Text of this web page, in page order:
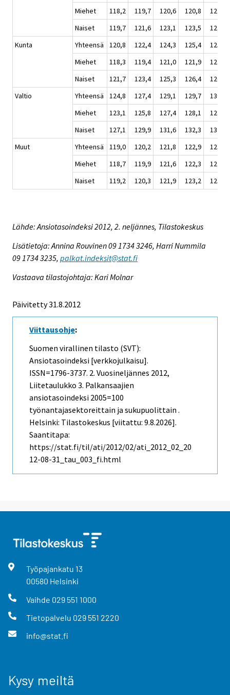
Miehet
118,2 119,7 120,6 120,8
122,5
Naiset
119,7 121,6 123,1 123,5
124,9
Kunta
Yhteensä 120,8 122,4 124,3 125,4
125,6
Miehet
118,3 119,4 121,0 121,9
122,0
Naiset
121,7 123,4 125,3 126,4
126,7
Valtio
Yhteensä 124,8 127,4 129,1 129,7
130,2
Miehet
123,1 125,8 127,4 128,1
128,6
Naiset
127,1 129,9 131,6 132,3
132,8
Muut
Yhteensä 119,0 120,2 121,8 122,9
123,3
Miehet
118,7 119,9 121,6 122,3
122,7
Naiset
119,2 120,3 121,9 123,2 123,6
Lähde: Ansiotasoindeksi 2012, 2. neljännes, Tilastokeskus
Lisätietoja: Annina Rouvinen 09 1734 3246, Harri Nummila
09 1734 3235, palkat.indeksit@stat.fi
Vastaava tilastojohtaja: Kari Molnar
Päivitetty 31.8.2012
Viittausohje:
Suomen virallinen tilasto (SVT):
Ansiotasoindeksi [verkkojulkaisu].
ISSN=1796-3737. 2. Vuosineljännes 2012,
Liitetaulukko 3. Palkansaajien
ansiotasoindeksi 2005=100
työnantajasektoreittain ja sukupuolittain .
Helsinki: Tilastokeskus [viitattu: 9.8.2026].
Saantitapa:
https://stat.fi/til/ati/2012/02/ati_2012_02_20
12-08-31_tau_003_fi.html
Työpajankatu 13
00580 Helsinki
Vaihde 029 551 1000
Tietopalvelu 029 551 2220
info@stat.fi
Kysy meiltä